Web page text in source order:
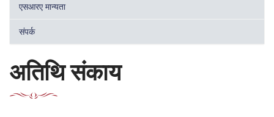
एसआरए मान्यता
संपर्क
अतिथि संकाय